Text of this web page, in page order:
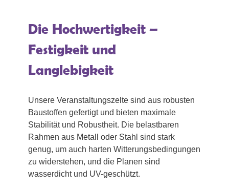
Die Hochwertigkeit –
Festigkeit und
Langlebigkeit
Unsere Veranstaltungszelte sind aus robusten
Baustoffen gefertigt und bieten maximale
Stabilität und Robustheit. Die belastbaren
Rahmen aus Metall oder Stahl sind stark
genug, um auch harten Witterungsbedingungen
zu widerstehen, und die Planen sind
wasserdicht und UV-geschützt.